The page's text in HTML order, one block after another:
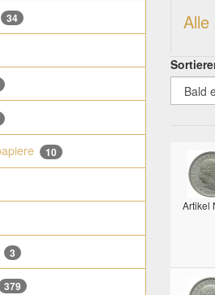
34
10
3
379
Alle
Artikel